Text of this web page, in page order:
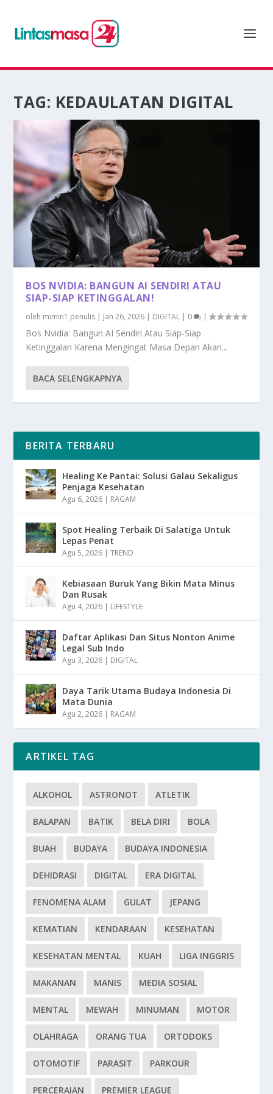
TAG: KEDAULATAN DIGITAL
BOS NVIDIA: BANGUN AI SENDIRI ATAU
SIAP-SIAP KETINGGALAN!
oleh mimin1 penulis | Jan 26, 2026 | DIGITAL | 0 |
Bos Nvidia: Bangun AI Sendiri Atau Siap-Siap
Ketinggalan Karena Mengingat Masa Depan Akan...
BACA SELENGKAPNYA
BERITA TERBARU
Healing Ke Pantai: Solusi Galau Sekaligus
Penjaga Kesehatan
Agu 6, 2026 | RAGAM
Spot Healing Terbaik Di Salatiga Untuk
Lepas Penat
Agu 5, 2026 |TREND
Kebiasaan Buruk Yang Bikin Mata Minus
Dan Rusak
Agu 4, 2026 | LIFESTYLE
Daftar Aplikasi Dan Situs Nonton Anime
Legal Sub Indo
Agu 3, 2026 | DIGITAL
Daya Tarik Utama Budaya Indonesia Di
Mata Dunia
Agu 2, 2026 | RAGAM
ARTIKEL TAG
ALKOHOL ASTRONOT ATLETIK
BALAPAN BATIK BELA DIRI BOLA
BUAH BUDAYA BUDAYA INDONESIA
DEHIDRASI DIGITAL ERA DIGITAL
FENOMENA ALAM GULAT JEPANG
KEMATIAN KENDARAAN KESEHATAN
KESEHATAN MENTAL KUAH LIGA INGGRIS
MAKANAN MANIS MEDIA SOSIAL
MENTAL MEWAH MINUMAN MOTOR
OLAHRAGA ORANG TUA ORTODOKS
OTOMOTIF PARASIT PARKOUR
PERCERAIAN PREMIER LEAGUE